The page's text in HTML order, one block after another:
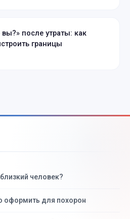
вы?» после утраты: как
границы
человек?
оформить для похорон